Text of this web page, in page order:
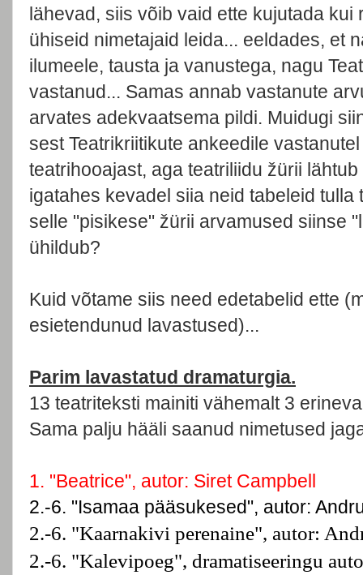
lähevad, siis võib vaid ette kujutada
ühiseid nimetajaid leida... eeldades, et
ilumeele, tausta ja vanustega, nagu
vastanud... Samas annab vastanute
arvates adekvaatsema pildi. Muidugi
sest Teatrikriitikute ankeedile
teatrihooajast, aga teatriliidu žürii
igatahes kevadel siia neid tabeleid tulla
selle "pisikese" žürii arvamused siinse
ühildub?
Kuid võtame siis need edetabelid ette
esietendunud lavastused)...
Parim lavastatud dramaturgia.
13 teatriteksti mainiti vähemalt 3
Sama palju hääli saanud nimetused
1. "Beatrice", autor: Siret Campbell
2.-6. "Isamaa pääsukesed", autor:
2.-6. "Kaarnakivi perenaine", autor:
2.-6. "Kalevipoeg", dramatiseeringu